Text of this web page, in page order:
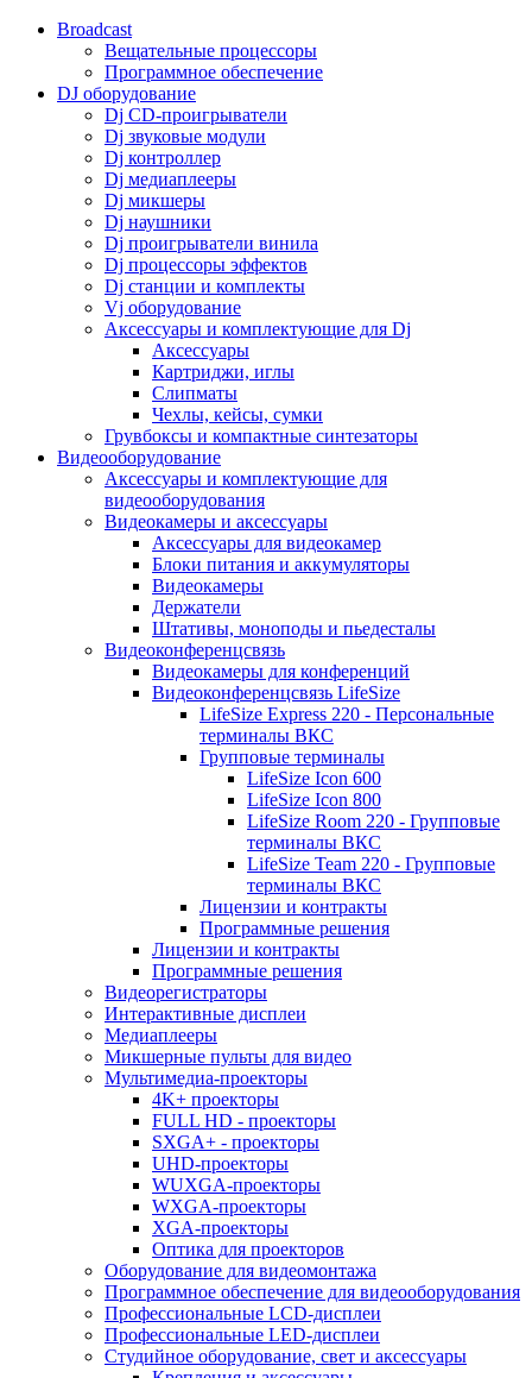
Broadcast
Вещательные процессоры
Программное обеспечение
DJ оборудование
Dj CD-проигрыватели
Dj звуковые модули
Dj контроллер
Dj медиаплееры
Dj микшеры
Dj наушники
Dj проигрыватели винила
Dj процессоры эффектов
Dj станции и комплекты
Vj оборудование
Аксессуары и комплектующие для Dj
Аксессуары
Картриджи, иглы
Слипматы
Чехлы, кейсы, сумки
Грувбоксы и компактные синтезаторы
Видеооборудование
Аксессуары и комплектующие для
видеооборудования
Видеокамеры и аксессуары
Аксессуары для видеокамер
Блоки питания и аккумуляторы
Видеокамеры
Держатели
Штативы, моноподы и пьедесталы
Видеоконференцсвязь
Видеокамеры для конференций
Видеоконференцсвязь LifeSize
LifeSize Express 220 - Персональные
терминалы ВКС
Групповые терминалы
LifeSize Icon 600
LifeSize Icon 800
LifeSize Room 220 - Групповые
терминалы ВКС
LifeSize Team 220 - Групповые
терминалы ВКС
Лицензии и контракты
Программные решения
Лицензии и контракты
Программные решения
Видеорегистраторы
Интерактивные дисплеи
Медиаплееры
Микшерные пульты для видео
Мультимедиа-проекторы
4K+ проекторы
FULL HD - проекторы
SXGA+ - проекторы
UHD-проекторы
WUXGA-проекторы
WXGA-проекторы
XGA-проекторы
Оптика для проекторов
Оборудование для видеомонтажа
Программное обеспечение для видеооборудования
Профессиональные LCD-дисплеи
Профессиональные LED-дисплеи
Студийное оборудование, свет и аксессуары